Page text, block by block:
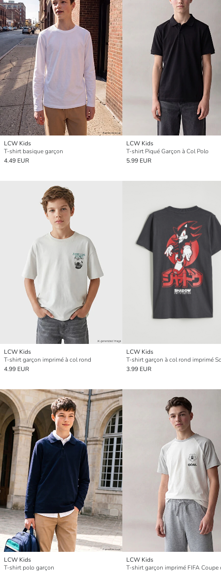
LCW Kids
T-shirt basique garçon
4.49 EUR
LCW Kids
T-shirt Piqué Garçon à Col Polo
5.99 EUR
LCW Kids
T-shirt garçon imprimé à col rond
4.99 EUR
LCW Kids
T-shirt garçon à col rond imprimé
3.99 EUR
LCW Kids
T-shirt polo garçon
LCW Kids